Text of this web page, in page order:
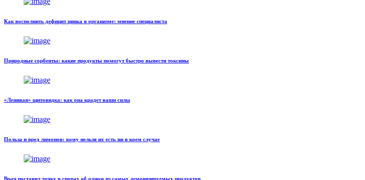
Как восполнить дефицит цинка в организме: мнение специалиста
Природные сорбенты: какие продукты помогут быстро вывести токсины
«Ленивая» щитовидка: как она крадет ваши силы
Польза и вред лимонов: кому нельзя их есть ни в коем случае
Врач поставил точку в спорах об одном из самых демонизируемых продуктов